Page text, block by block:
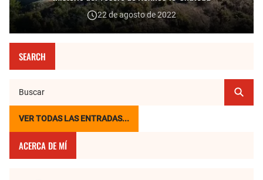
22 de agosto de 2022
SEARCH
VER TODAS LAS ENTRADAS...
ACERCA DE MÍ